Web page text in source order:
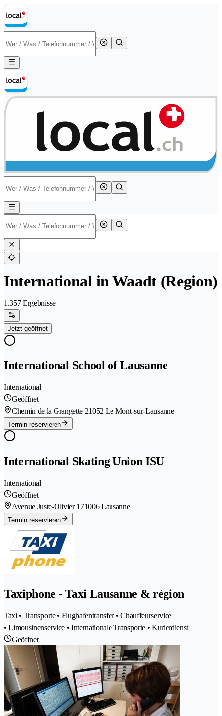
International in Waadt (Region)
1.357 Ergebnisse
Jetzt geöffnet
International School of Lausanne
International
Geöffnet
Chemin de la Grangette 21052 Le Mont-sur-Lausanne
Termin reservieren
International Skating Union ISU
International
Geöffnet
Avenue Juste-Olivier 171006 Lausanne
Termin reservieren
Taxiphone - Taxi Lausanne & région
Taxi • Transporte • Flughafentransfer • Chauffeurservice
• Limousinenservice • Internationale Transporte • Kurierdienst
Geöffnet